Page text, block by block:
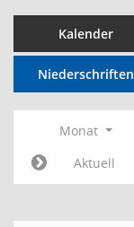
Kalender
Niederschriften
Monat
Aktuell